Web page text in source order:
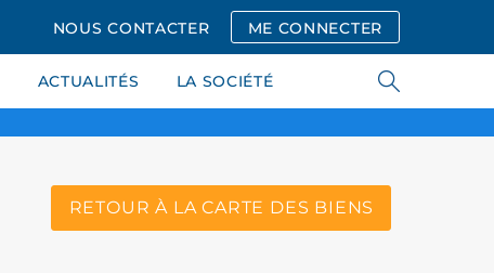
NOUS CONTACTER ME CONNECTER
ACTUALITÉS LA SOCIÉTÉ
RETOUR À LA CARTE DES BIENS